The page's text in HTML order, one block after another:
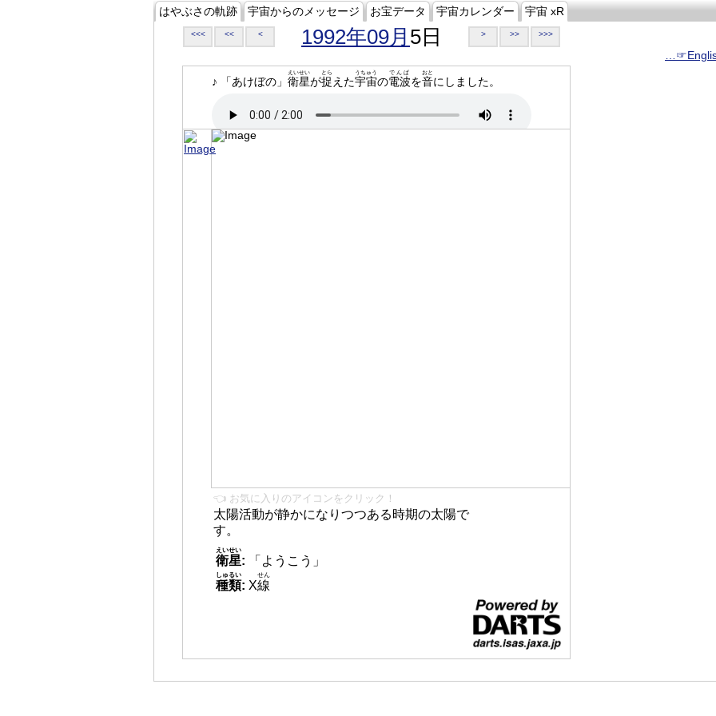
はやぶさの軌跡 宇宙からのメッセージ お宝データ 宇宙カレンダー 宇宙 xR
<<< << < 1992年09月 5日 > >> >>>
♪ 「あけぼの」 衛星
えいせい
が捉
とら
えた宇宙
うちゅう
の電波
でんぱ
を音
おと
にしました。
👈 お気に入りのアイコンをクリック！
太陽活動が静かになりつつある時期の太陽で
す。
衛星
えいせい
:
「ようこう」
種類
しゅるい
: X線
せん